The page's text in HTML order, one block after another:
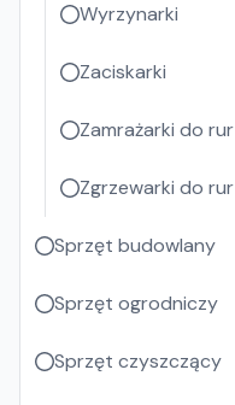
Wyrzynarki
Zaciskarki
Zamrażarki do rur
Zgrzewarki do rur
Sprzęt budowlany
Sprzęt ogrodniczy
Sprzęt czyszczący